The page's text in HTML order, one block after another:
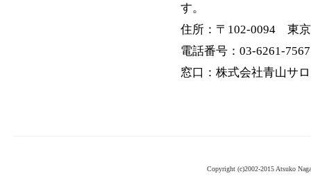
す。
住所：〒102-0094 東
電話番号：03-6261-
窓口：株式会社青山サ
Copyright (c)2002-2015 Atsuko